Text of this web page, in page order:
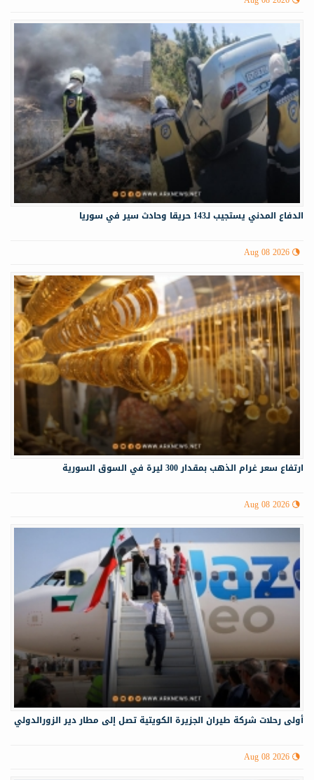
الدفاع المدني يستجيب لـ143 حريقا وحادث سير في سوريا
Aug 08 2026
ارتفاع سعر غرام الذهب بمقدار 300 ليرة في السوق السورية
Aug 08 2026
أولى رحلات شركة طيران الجزيرة الكويتية تصل إلى مطار دير الزورالدولي
Aug 08 2026